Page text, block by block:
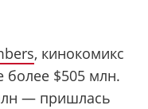
, кинокомикс
более $505 млн.
— пришлась